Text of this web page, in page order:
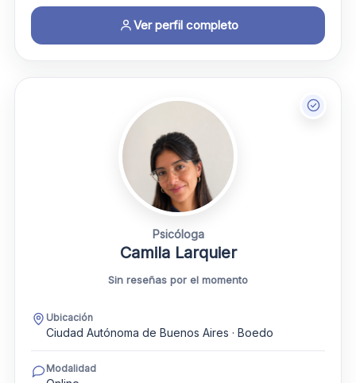
Ver perfil completo
Psicóloga
Camila Larquier
Sin reseñas por el momento
Ubicación
Ciudad Autónoma de Buenos Aires · Boedo
Modalidad